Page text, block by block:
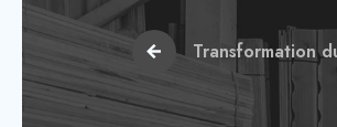
Transformation